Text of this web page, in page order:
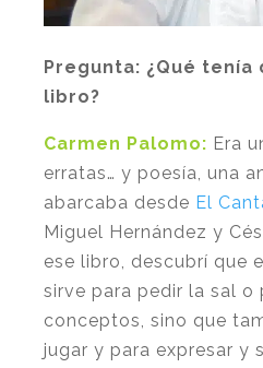
Pregunta: ¿Qué tenía
libro?
Carmen Palomo: Era
erratas… y poesía, una
abarcaba desde El
Miguel Hernández y
ese libro, descubrí que
sirve para pedir la sal o
conceptos, sino que
jugar y para expresar y